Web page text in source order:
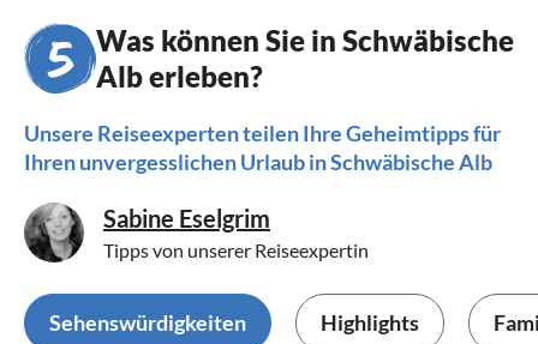
Was können Sie in Schwäbische
Alb erleben?
Unsere Reiseexperten teilen Ihre Geheimtipps für
Ihren unvergesslichen Urlaub in Schwäbische Alb
Tipps von unserer Reiseexpertin
Sabine Eselgrim
Sehenswürdigkeiten Highlights